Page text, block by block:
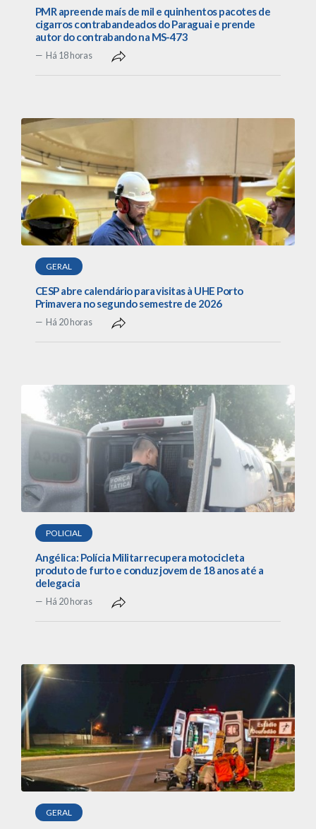
PMR apreende maís de mil e quinhentos pacotes de
cigarros contrabandeados do Paraguai e prende
autor do contrabando na MS-473
Há 18 horas
GERAL
CESP abre calendário para visitas à UHE Porto
Primavera no segundo semestre de 2026
Há 20 horas
POLICIAL
Angélica: Polícia Militar recupera motocicleta
produto de furto e conduz jovem de 18 anos até a
delegacia
Há 20 horas
GERAL